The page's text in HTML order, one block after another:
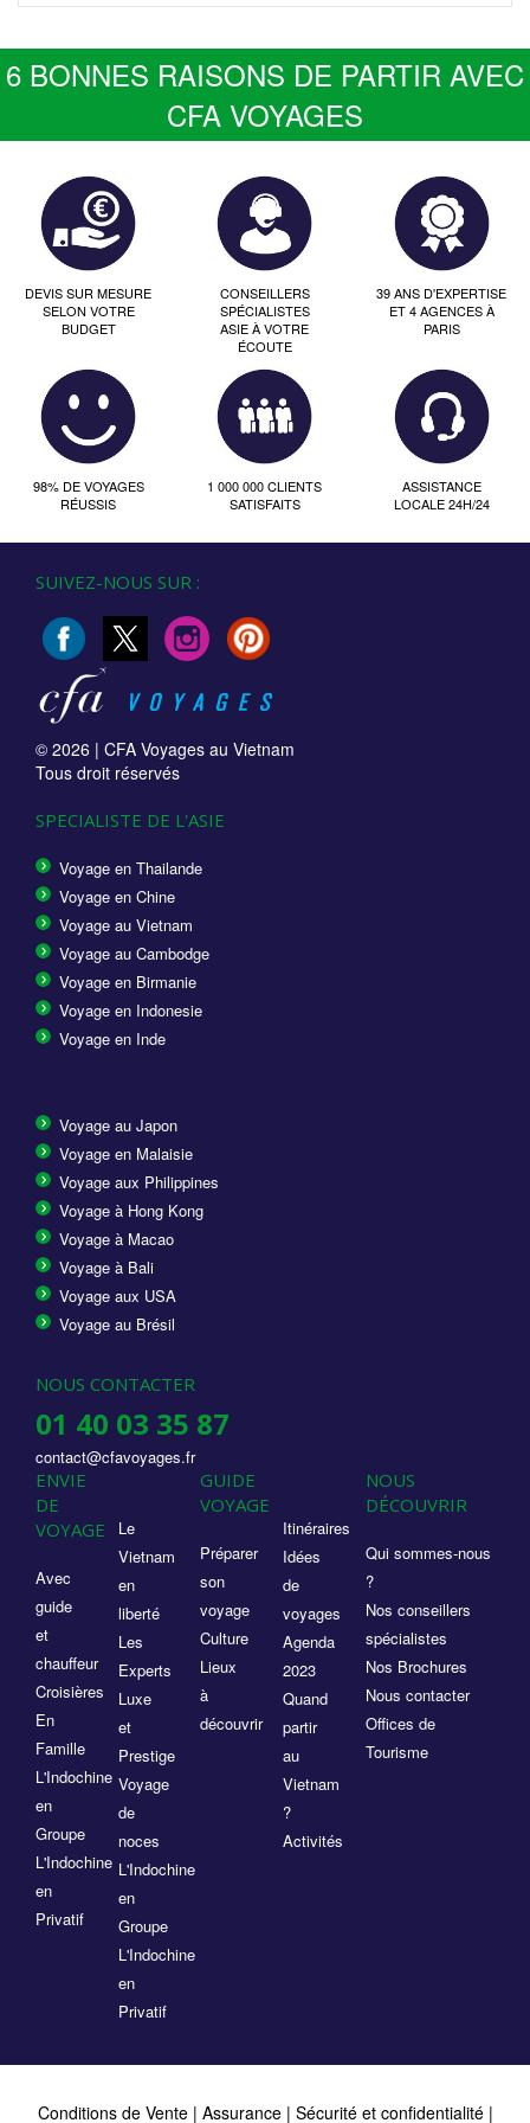
6 BONNES RAISONS DE PARTIR AVEC
CFA VOYAGES
DEVIS SUR MESURE
SELON VOTRE
BUDGET
CONSEILLERS
SPÉCIALISTES
ASIE À VOTRE
ÉCOUTE
39 ANS D'EXPERTISE
ET 4 AGENCES À
PARIS
98% DE VOYAGES
RÉUSSIS
1 000 000 CLIENTS
SATISFAITS
ASSISTANCE
LOCALE 24H/24
SUIVEZ-NOUS SUR :
© 2026 | CFA Voyages au Vietnam
Tous droit réservés
SPECIALISTE DE L'ASIE
Voyage en Thailande
Voyage en Chine
Voyage au Vietnam
Voyage au Cambodge
Voyage en Birmanie
Voyage en Indonesie
Voyage en Inde
Voyage au Japon
Voyage en Malaisie
Voyage aux Philippines
Voyage à Hong Kong
Voyage à Macao
Voyage à Bali
Voyage aux USA
Voyage au Brésil
NOUS CONTACTER
01 40 03 35 87
contact@cfavoyages.fr
ENVIE
DE
VOYAGE
Avec
guide
et
chauffeur
Croisières
En
Famille
L'Indochine
en
Groupe
L'Indochine
en
Privatif
Le
Vietnam
en
liberté
Les
Experts
Luxe
et
Prestige
Voyage
de
noces
L'Indochine
en
Groupe
L'Indochine
en
Privatif
GUIDE
VOYAGE
Préparer
son
voyage
Culture
Lieux
à
découvrir
Itinéraires
Idées
de
voyages
Agenda
2023
Quand
partir
au
Vietnam
?
Activités
NOUS
DÉCOUVRIR
Qui sommes-nous
?
Nos conseillers
spécialistes
Nos Brochures
Nous contacter
Offices de
Tourisme
Conditions de Vente| Assurance | Sécurité et confidentialité|